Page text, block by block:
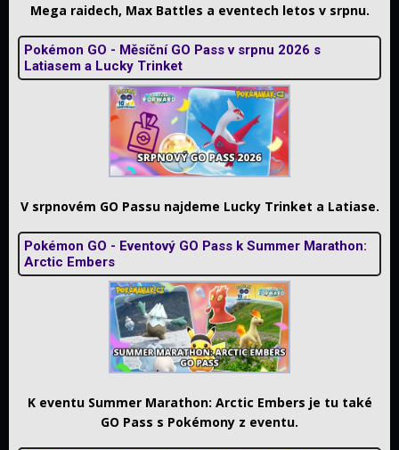
Mega raidech, Max Battles a eventech letos v srpnu.
Pokémon GO - Měsíční GO Pass v srpnu 2026 s
Latiasem a Lucky Trinket
V srpnovém GO Passu najdeme Lucky Trinket a Latiase.
Pokémon GO - Eventový GO Pass k Summer Marathon:
Arctic Embers
K eventu Summer Marathon: Arctic Embers je tu také
GO Pass s Pokémony z eventu.